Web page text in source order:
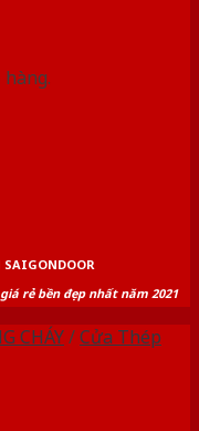
SAIGONDOOR
rẻ bền đẹp nhất năm 2021
CHÁY/Cửa Thép